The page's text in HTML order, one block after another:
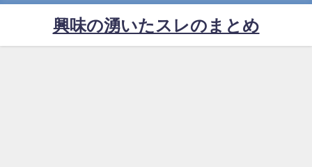
興味の湧いたスレのまとめ